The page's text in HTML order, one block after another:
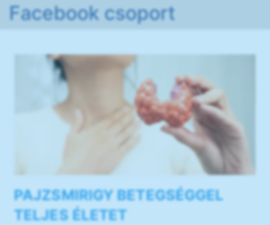
Facebook csoport
PAJZSMIRIGY BETEGSÉGGEL
TELJES ÉLETET